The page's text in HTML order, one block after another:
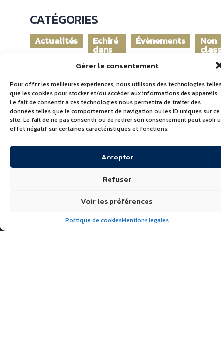
Gérer le consentement
Pour offrir les meilleures expériences, nous utilisons des technologies telles
que les cookies pour stocker et/ou accéder aux informations des appareils.
Le fait de consentir à ces technologies nous permettra de traiter des
données telles que le comportement de navigation ou les ID uniques sur ce
site. Le fait de ne pas consentir ou de retirer son consentement peut avoir
effet négatif sur certaines caractéristiques et fonctions.
Accepter
Refuser
Voir les préférences
Politique de cookiesMentions légales
CATÉGORIES
Actualités Echiré
dans
monde
Évènements Non